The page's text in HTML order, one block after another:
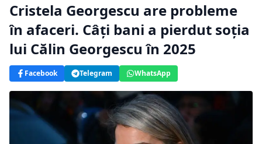
Cristela Georgescu are probleme
în afaceri. Câți bani a pierdut soția
lui Călin Georgescu în 2025
Facebook Telegram WhatsApp